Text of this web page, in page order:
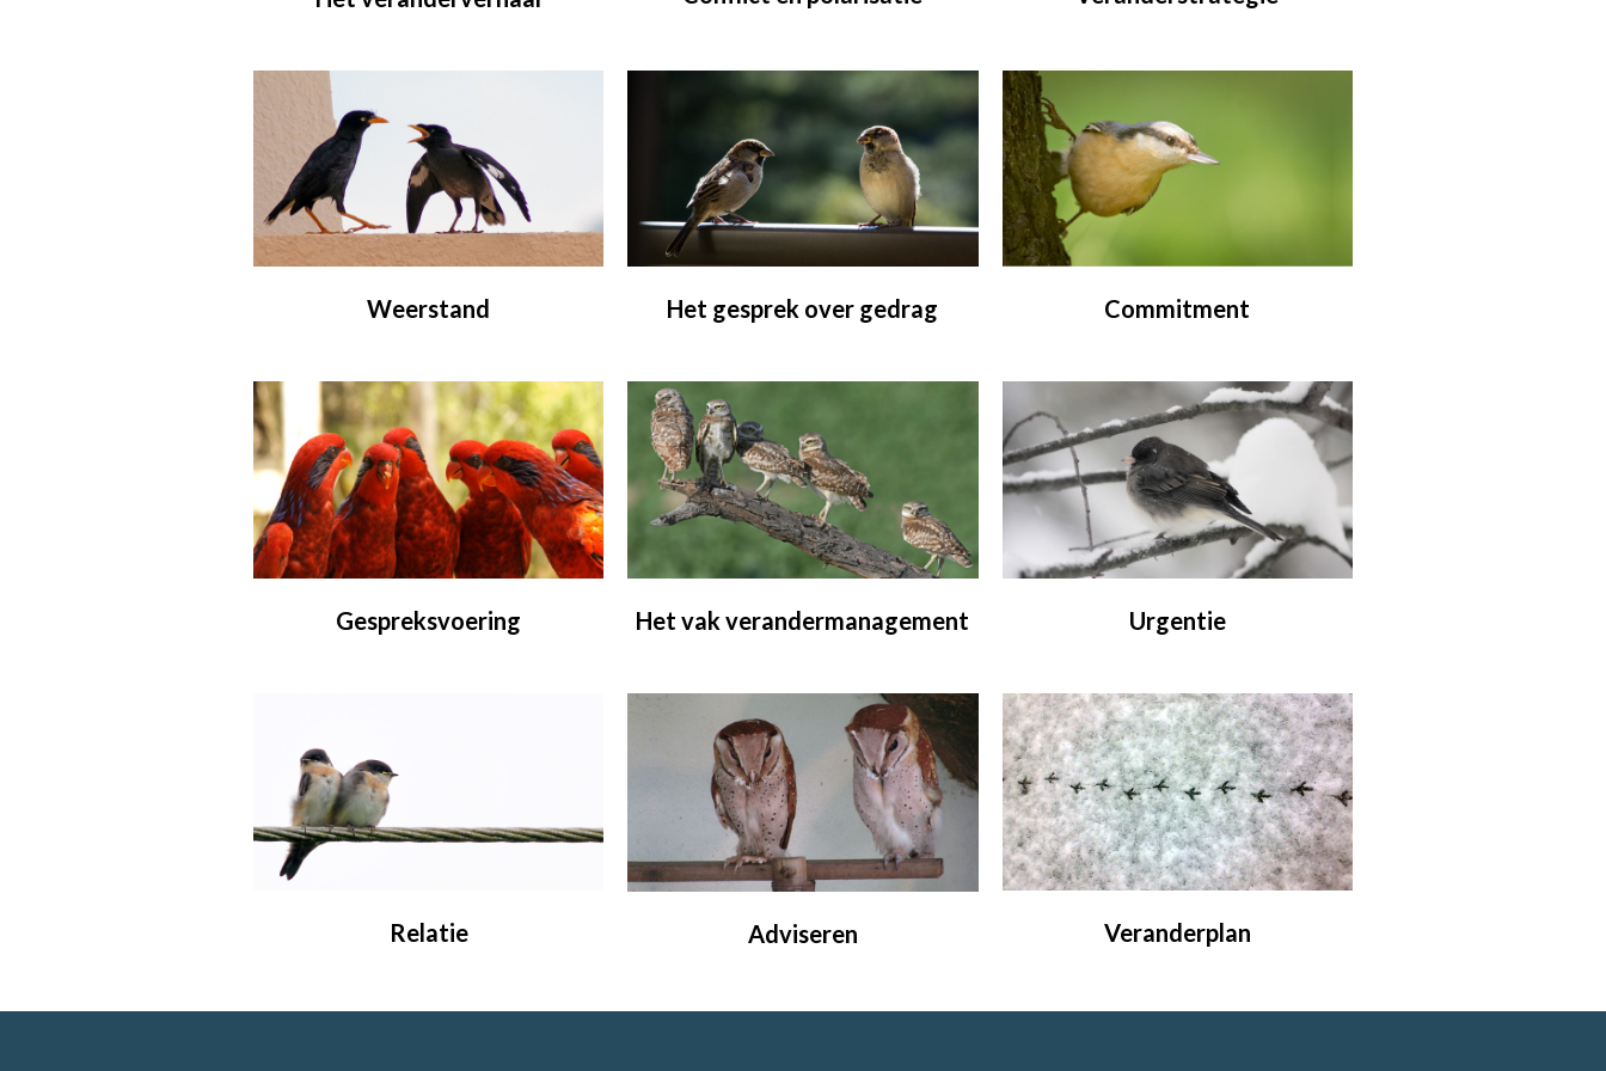
Weerstand Het gesprek over gedrag Commitment
Gespreksvoering Het vak verandermanagement Urgentie
Relatie Adviseren Veranderplan